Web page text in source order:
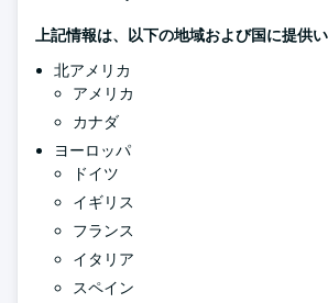
上記情報は、以下の地域および国に提供い
北アメリカ
アメリカ
カナダ
ヨーロッパ
ドイツ
イギリス
フランス
イタリア
スペイン